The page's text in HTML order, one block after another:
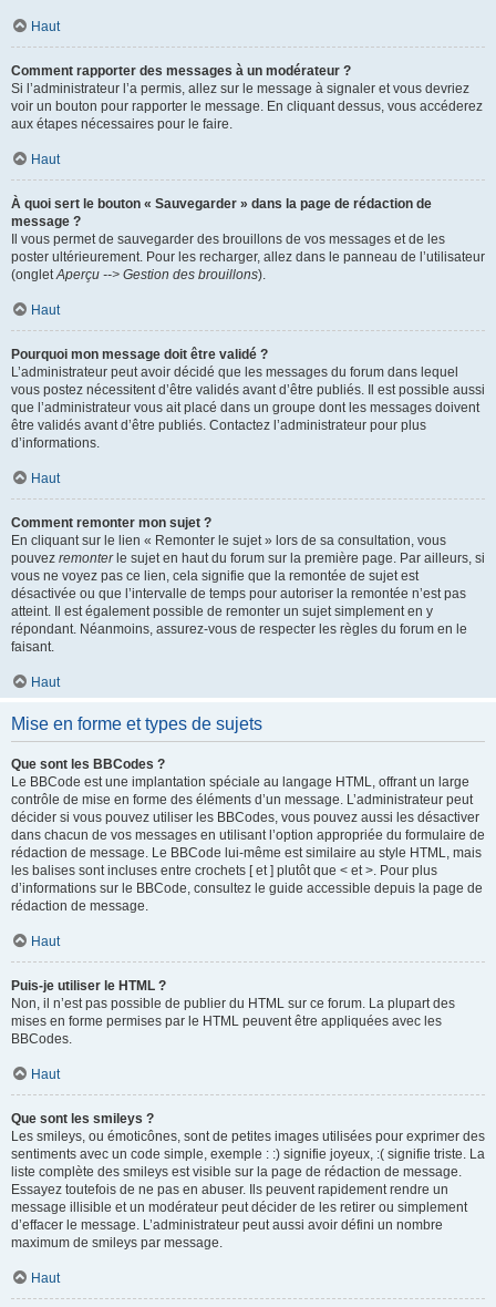
Haut
Comment rapporter des messages à un modérateur ?
Si l’administrateur l’a permis, allez sur le message à signaler et vous devriez
voir un bouton pour rapporter le message. En cliquant dessus, vous accéderez
aux étapes nécessaires pour le faire.
Haut
À quoi sert le bouton « Sauvegarder » dans la page de rédaction de
message ?
Il vous permet de sauvegarder des brouillons de vos messages et de les
poster ultérieurement. Pour les recharger, allez dans le panneau de l’utilisateur
(ongletAperçu --> Gestion des brouillons).
Haut
Pourquoi mon message doit être validé ?
L’administrateur peut avoir décidé que les messages du forum dans lequel
vous postez nécessitent d’être validés avant d’être publiés. Il est possible aussi
que l’administrateur vous ait placé dans un groupe dont les messages doivent
être validés avant d’être publiés. Contactez l’administrateur pour plus
d’informations.
Haut
Comment remonter mon sujet ?
En cliquant sur le lien « Remonter le sujet » lors de sa consultation, vous
pouvez remonterle sujet en haut du forum sur la première page. Par ailleurs, si
vous ne voyez pas ce lien, cela signifie que la remontée de sujet est
désactivée ou que l’intervalle de temps pour autoriser la remontée n’est pas
atteint. Il est également possible de remonter un sujet simplement en y
répondant. Néanmoins, assurez-vous de respecter les règles du forum en le
faisant.
Haut
Mise en forme et types de sujets
Que sont les BBCodes ?
Le BBCode est une implantation spéciale au langage HTML, offrant un large
contrôle de mise en forme des éléments d’un message. L’administrateur peut
décider si vous pouvez utiliser les BBCodes, vous pouvez aussi les désactiver
dans chacun de vos messages en utilisant l’option appropriée du formulaire de
rédaction de message. Le BBCode lui-même est similaire au style HTML, mais
les balises sont incluses entre crochets [ et ] plutôt que < et >. Pour plus
d’informations sur le BBCode, consultez le guide accessible depuis la page de
rédaction de message.
Haut
Puis-je utiliser le HTML ?
Non, il n’est pas possible de publier du HTML sur ce forum. La plupart des
mises en forme permises par le HTML peuvent être appliquées avec les
BBCodes.
Haut
Que sont les smileys ?
Les smileys, ou émoticônes, sont de petites images utilisées pour exprimer des
sentiments avec un code simple, exemple : :) signifie joyeux, :( signifie triste. La
liste complète des smileys est visible sur la page de rédaction de message.
Essayez toutefois de ne pas en abuser. Ils peuvent rapidement rendre un
message illisible et un modérateur peut décider de les retirer ou simplement
d’effacer le message. L’administrateur peut aussi avoir défini un nombre
maximum de smileys par message.
Haut